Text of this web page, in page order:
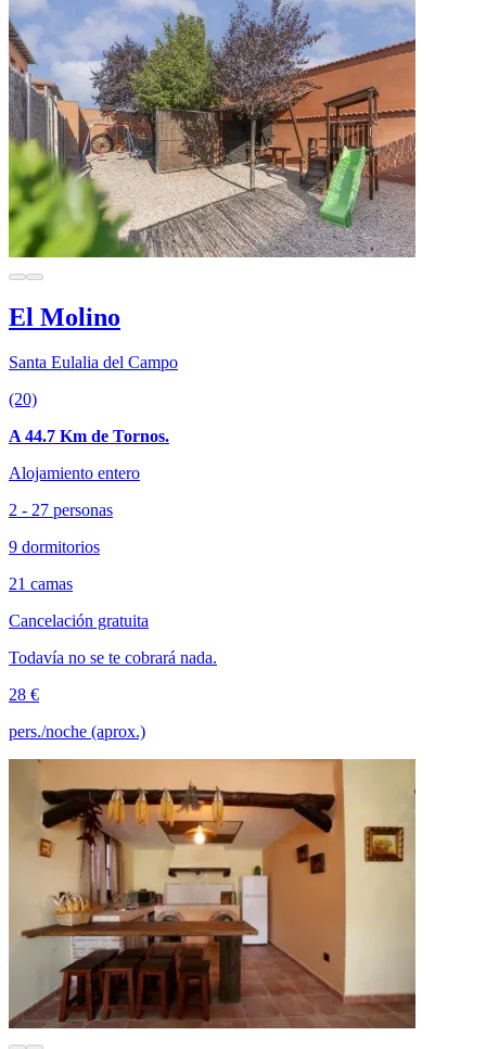
El Molino
Santa Eulalia del Campo
(20)
A 44.7 Km de Tornos.
Alojamiento entero
2 - 27 personas
9 dormitorios
21 camas
Cancelación gratuita
Todavía no se te cobrará nada.
28 €
pers./noche (aprox.)